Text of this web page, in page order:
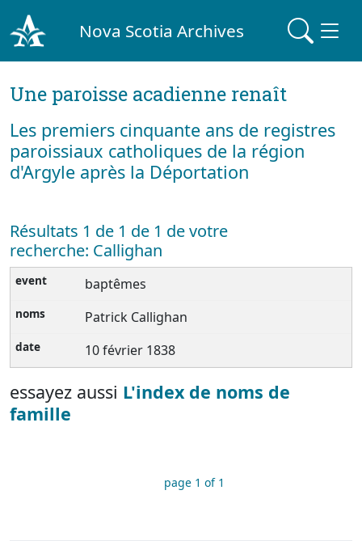
Nova Scotia Archives
Une paroisse acadienne renaît
Les premiers cinquante ans de registres
paroissiaux catholiques de la région
d'Argyle après la Déportation
Résultats 1 de 1 de 1 de votre
recherche: Callighan
baptêmes
Patrick Callighan
10 février 1838
essayez aussi L'index de noms de
famille
page 1 of 1